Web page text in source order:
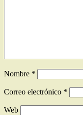
Nombre *
Correo electrónico *
Web